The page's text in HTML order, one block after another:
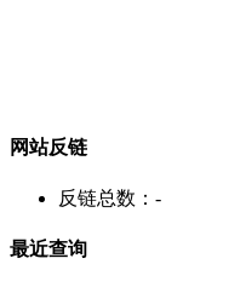
网站反链
反链总数： -
最近查询